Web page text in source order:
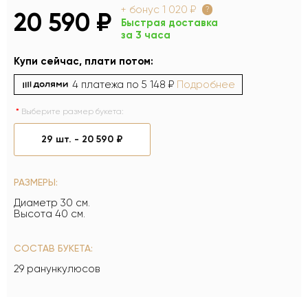
20 590 ₽ + бонус 1 020 ₽ ?
Быстрая доставка
за 3 часа
Купи сейчас, плати потом:
4 платежа по 5 148 ₽ Подробнее
Выберите размер букета:
29 шт. - 20 590 ₽
РАЗМЕРЫ:
Диаметр 30 см.
Высота 40 см.
СОСТАВ БУКЕТА:
29 ранункулюсов